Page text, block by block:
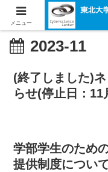
2023-11
(終了しました)
らせ(停止日：11
学部学生のため
提供制度につい
メニュー